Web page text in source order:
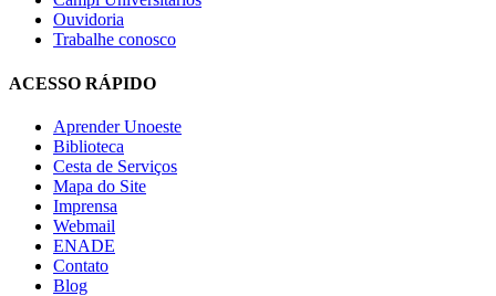
Ouvidoria
Trabalhe conosco
ACESSO RÁPIDO
Aprender Unoeste
Biblioteca
Cesta de Serviços
Mapa do Site
Imprensa
Webmail
ENADE
Contato
Blog